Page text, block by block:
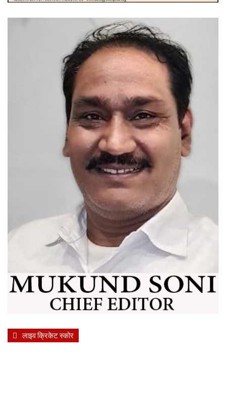
लाइव क्रिकेट स्कोर